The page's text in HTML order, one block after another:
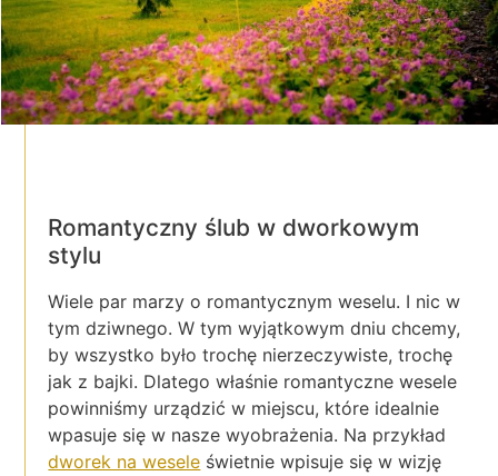
Romantyczny ślub w dworkowym
stylu
Wiele par marzy o romantycznym weselu. I nic w
tym dziwnego. W tym wyjątkowym dniu chcemy,
by wszystko było trochę nierzeczywiste, trochę
jak z bajki. Dlatego właśnie romantyczne wesele
powinniśmy urządzić w miejscu, które idealnie
wpasuje się w nasze wyobrażenia. Na przykład
dworek na wesele świetnie wpisuje się w wizję